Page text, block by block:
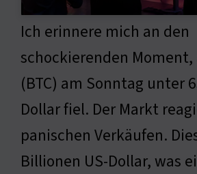
Ich erinnere mich an den
schockierenden
(BTC) am Sonntag unter
Dollar fiel. Der Markt
panischen Verkäufen.
Billionen US-Dollar, was